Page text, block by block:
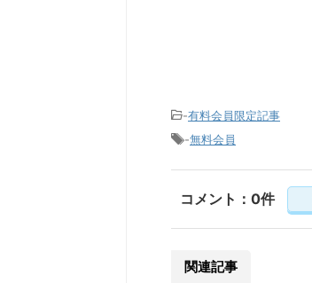
-有料会員限定記事
-無料会員
コメント：0件
関連記事